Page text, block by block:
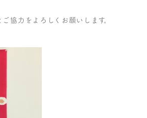
協力をよろしくお願いします。